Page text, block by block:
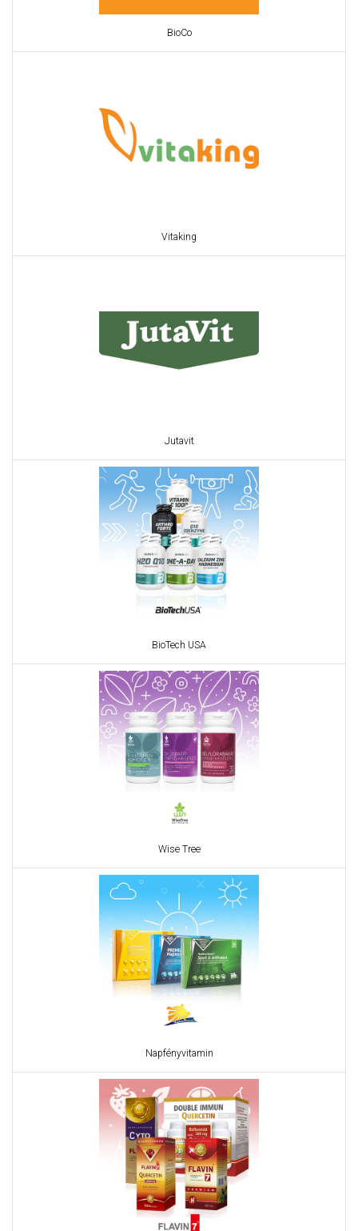
BioCo
Vitaking
Jutavit
BioTech USA
Wise Tree
Napfényvitamin